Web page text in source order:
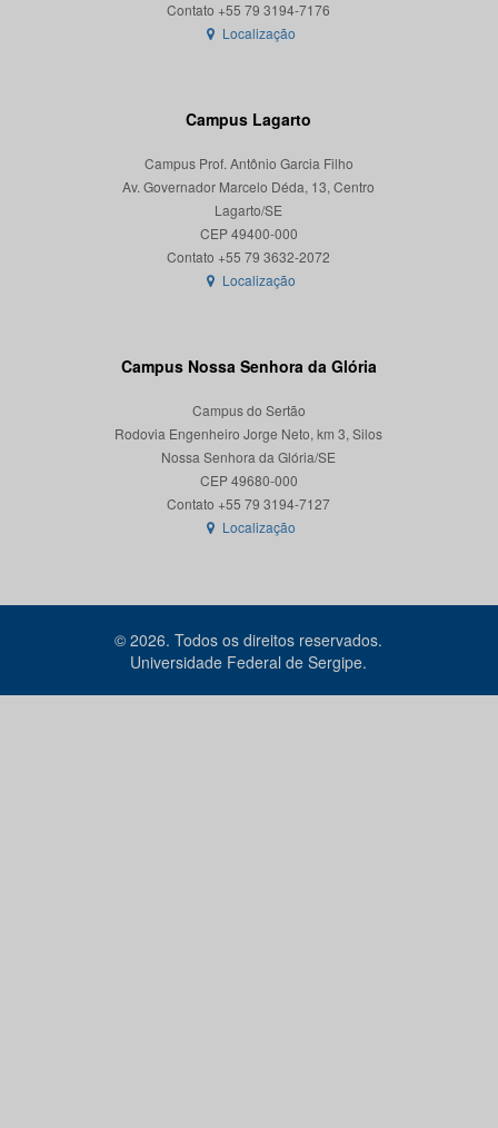
Localização
Campus Lagarto
Campus Prof. Antônio Garcia Filho
Av. Governador Marcelo Déda, 13, Centro
Lagarto/SE
CEP 49400-000
Localização
Campus Nossa Senhora da Glória
Campus do Sertão
Rodovia Engenheiro Jorge Neto, km 3, Silos
Nossa Senhora da Glória/SE
CEP 49680-000
Localização
© 2026. Todos os direitos reservados.
Universidade Federal de Sergipe.